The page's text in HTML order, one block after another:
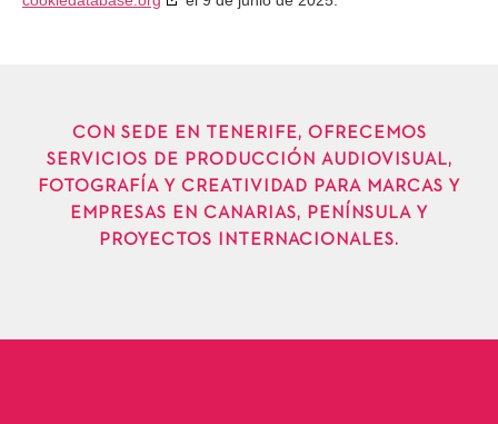
CON SEDE EN TENERIFE, OFRECEMOS
SERVICIOS DE PRODUCCIÓN AUDIOVISUAL,
FOTOGRAFÍA Y CREATIVIDAD PARA MARCAS Y
EMPRESAS EN CANARIAS, PENÍNSULA Y
PROYECTOS INTERNACIONALES.